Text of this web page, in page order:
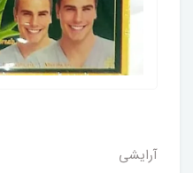
آرایشی